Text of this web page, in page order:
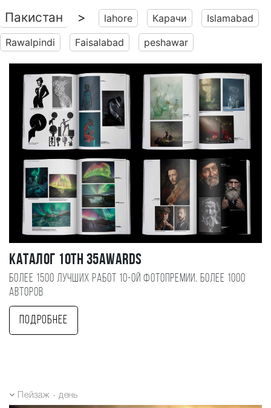
Пакистан > lahore Карачи
Islamabad
Rawalpindi
Faisalabad peshawar
Каталог 10TH 35AWARDS
Более 1500 лучших работ 10-ой фотопремии, более 1000
авторов
Подробнее
Пейзаж - день